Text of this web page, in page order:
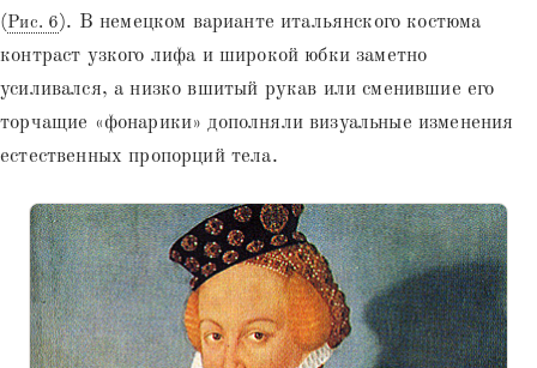
(Рис. 6). В немецком варианте итальянского костюма
контраст узкого лифа и широкой юбки заметно
усиливался, а низко вшитый рукав или сменившие его
торчащие «фонарики» дополняли визуальные изменения
естественных пропорций тела.